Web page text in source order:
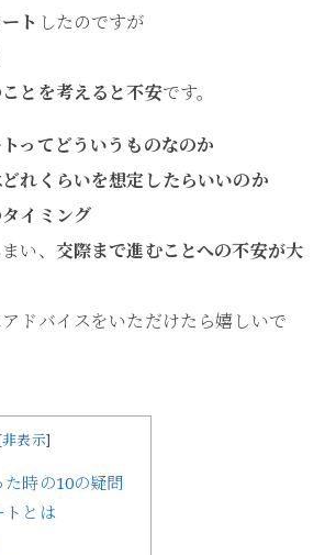
ト したのですが
とを考えると不安です。
ってどういうものなのか
れくらいを想定したらいいのか
イミング
い、 交際まで進むことへの不安が大
ドバイスをいただけたら嬉しいで
非表示]
時の10の疑問
とは